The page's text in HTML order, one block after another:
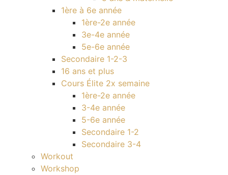
1ère à 6e année
1ère-2e année
3e-4e année
5e-6e année
Secondaire 1-2-3
16 ans et plus
Cours Élite 2x semaine
1ère-2e année
3-4e année
5-6e année
Secondaire 1-2
Secondaire 3-4
Workout
Workshop